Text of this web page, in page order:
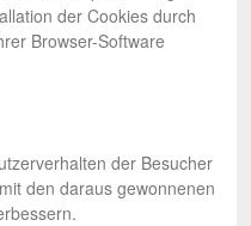
der Cookies durch
Browser-Software
der Besucher
den daraus gewonnenen